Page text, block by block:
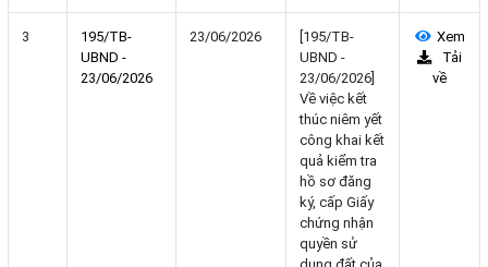
3
195/TB-
UBND -
23/06/2026
23/06/2026
[195/TB-
UBND -
23/06/2026]
Về việc kết
thúc niêm yết
công khai kết
quả kiểm tra
hồ sơ đăng
ký, cấp Giấy
chứng nhận
quyền sử
Xem
Tải
về